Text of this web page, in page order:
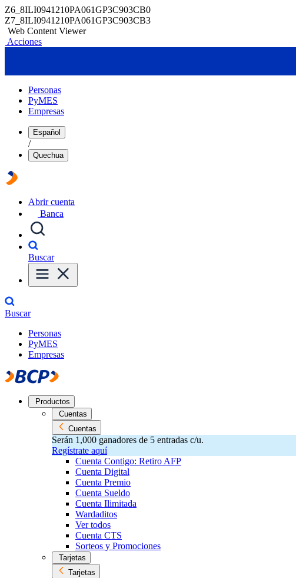
Z6_8ILI0941210PA061GP3C903CB0
Z7_8ILI0941210PA061GP3C903CB3
Web Content Viewer
Acciones
Personas
PyMES
Empresas
Español
/
Quechua
Abrir cuenta
Banca
Buscar
Buscar
Personas
PyMES
Empresas
Productos
Cuentas
Cuentas
Serán 1,000 ganadores de 5 entradas c/u.
Regístrate aquí
Cuenta Contigo: Retiro AFP
Cuenta Digital
Cuenta Premio
Cuenta Sueldo
Cuenta Ilimitada
Wardaditos
Ver todos
Cuenta CTS
Sorteos y Promociones
Tarjetas
Tarjetas